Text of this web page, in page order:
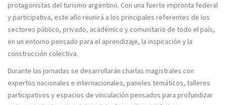
protagonistas del turismo argentino. Con una fuerte impronta federal
y participativa, este año reunirá a los principales referentes de los
sectores público, privado, académico y comunitario de todo el país,
en un entorno pensado para el aprendizaje, la inspiración y la
construcción colectiva.
Durante las jornadas se desarrollarán charlas magistrales con
expertos nacionales e internacionales, paneles temáticos, talleres
participativos y espacios de vinculación pensados para profundizar